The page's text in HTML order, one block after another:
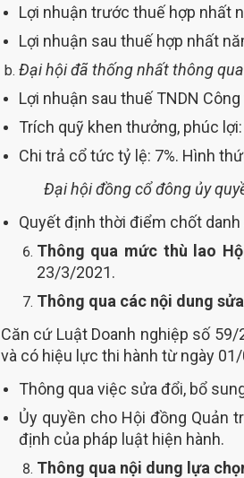
Lợi nhuận trước thuế hợp nhất
Lợi nhuận sau thuế hợp nhất
Đại hội đã thống nhất thông
Lợi nhuận sau thuế TNDN
Trích quỹ khen thưởng, phúc
Chi trả cổ tức tỷ lệ: 7%. Hình
Đại hội đồng cổ đông ủy
Quyết định thời điểm chốt
Thông qua mức thù lao
23/3/2021.
Thông qua các nội dung
Căn cứ Luật Doanh nghiệp số
và có hiệu lực thi hành từ ngày
Thông qua việc sửa đổi, bổ
Ủy quyền cho Hội đồng Quản
định của pháp luật hiện hành.
Thông qua nội dung lựa